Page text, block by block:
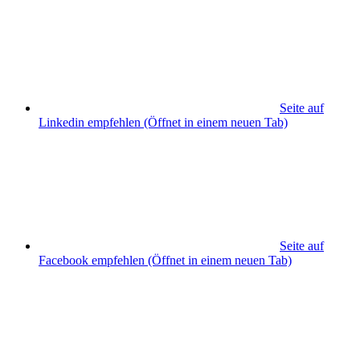
Seite auf
Linkedin empfehlen (Öffnet in einem neuen Tab)
Seite auf
Facebook empfehlen (Öffnet in einem neuen Tab)